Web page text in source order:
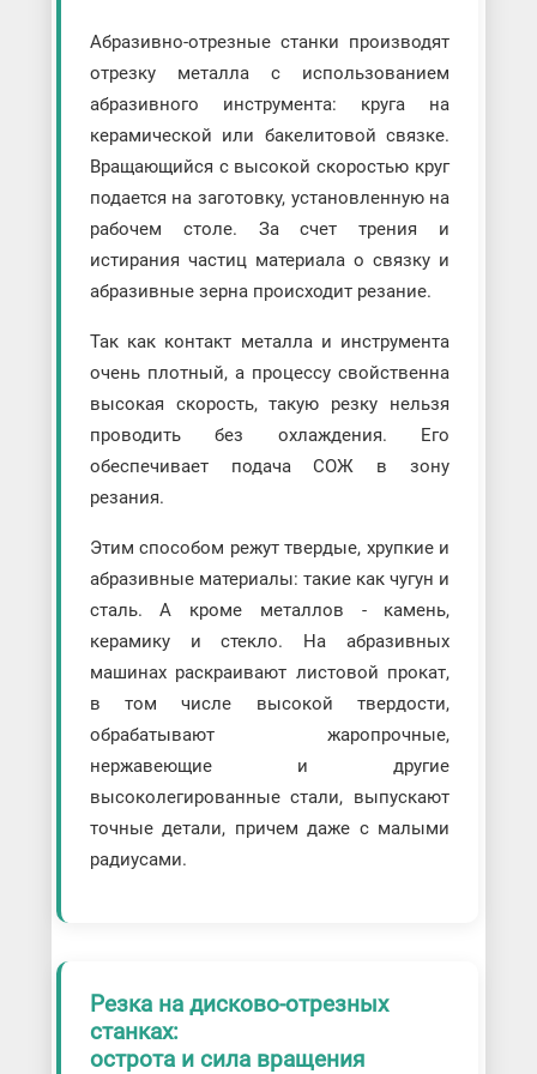
Абразивно-отрезные станки производят
отрезку металла с использованием
абразивного инструмента: круга на
керамической или бакелитовой связке.
Вращающийся с высокой скоростью круг
подается на заготовку, установленную на
рабочем столе. За счет трения и
истирания частиц материала о связку и
абразивные зерна происходит резание.
Так как контакт металла и инструмента
очень плотный, а процессу свойственна
высокая скорость, такую резку нельзя
проводить без охлаждения. Его
обеспечивает подача СОЖ в зону
резания.
Этим способом режут твердые, хрупкие и
абразивные материалы: такие как чугун и
сталь. А кроме металлов - камень,
керамику и стекло. На абразивных
машинах раскраивают листовой прокат,
в том числе высокой твердости,
обрабатывают жаропрочные,
нержавеющие и другие
высоколегированные стали, выпускают
точные детали, причем даже с малыми
радиусами.
Резка на дисково-отрезных
станках:
острота и сила вращения